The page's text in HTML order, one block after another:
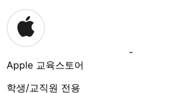
Apple 교육스토어
학생/교직원 전용
-